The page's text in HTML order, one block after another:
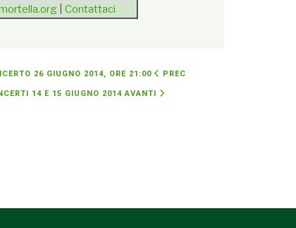
|Contattaci
26 GIUGNO 2014, ORE 21:00 PREC
14 E 15 GIUGNO 2014AVANTI